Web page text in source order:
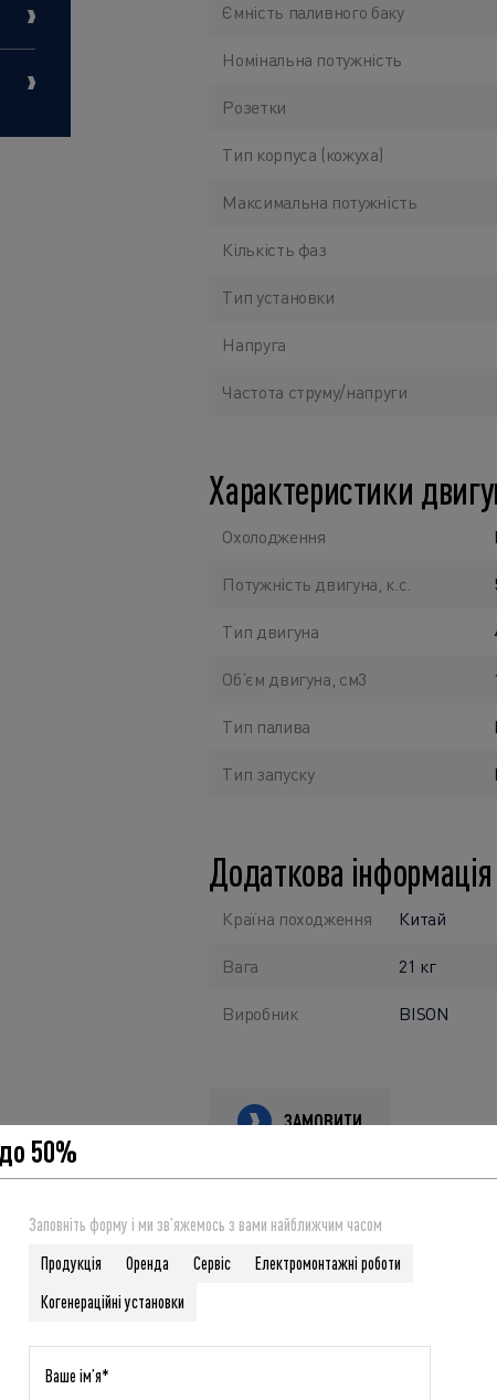
Ємність паливного баку
Номінальна потужність
Розетки
Тип корпуса (кожуха)
Максимальна потужність
Кількість фаз
Тип установки
Напруга
Частота струму/напруги
Характеристики
Охолодження
Потужність двигуна, к.с.
Тип двигуна
Об’єм двигуна, см3
Тип палива
Тип запуску
Додаткова інформація
Країна походження Китай
Вага 21 кг
Виробник BISON
ЗАМОВИТИ
супутник для вас у будь-яких ситуаціях, де потрібне
двигуну та надійному альтернатору з
50%
Заповніть форму і ми звʼяжемось з вами найближчим часом
Продукція
Оренда Сервіс
Електромонтажні роботи
Когенераційні установки